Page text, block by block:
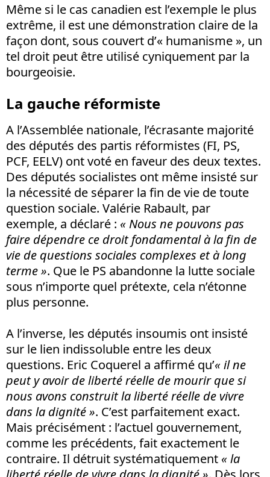
Même si le cas canadien est l’exemple le plus
extrême, il est une démonstration claire de la
façon dont, sous couvert d’« humanisme », un
tel droit peut être utilisé cyniquement par la
bourgeoisie.
La gauche réformiste
A l’Assemblée nationale, l’écrasante majorité
des députés des partis réformistes (FI, PS,
PCF, EELV) ont voté en faveur des deux textes.
Des députés socialistes ont même insisté sur
la nécessité de séparer la fin de vie de toute
question sociale. Valérie Rabault, par
exemple, a déclaré : « Nous ne pouvons pas
faire dépendre ce droit fondamental à la fin de
vie de questions sociales complexes et à long
terme ». Que le PS abandonne la lutte sociale
sous n’importe quel prétexte, cela n’étonne
plus personne.
A l’inverse, les députés insoumis ont insisté
sur le lien indissoluble entre les deux
questions. Eric Coquerel a affirmé qu’« il ne
peut y avoir de liberté réelle de mourir que si
nous avons construit la liberté réelle de vivre
dans la dignité ». C’est parfaitement exact.
Mais précisément : l’actuel gouvernement,
comme les précédents, fait exactement le
contraire. Il détruit systématiquement «la